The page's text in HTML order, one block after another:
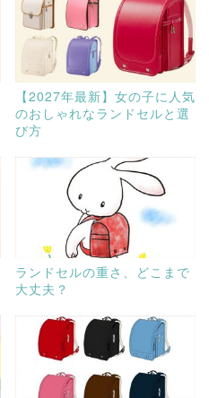
【2027年最新】女の子に人気
のおしゃれなランドセルと選
び方
ランドセルの重さ、どこまで
大丈夫？